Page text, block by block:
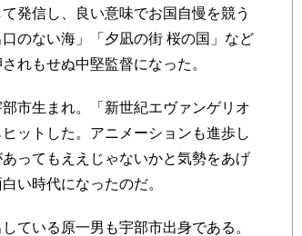
発信し、良い意味でお国自慢を競う
のない海」「夕凪の街 桜の国」など
れもせぬ中堅監督になった。
市生まれ。「新世紀エヴァンゲリオ
ットした。アニメーションも進歩し
ってもええじゃないかと気勢をあげ
い時代になったのだ。
ている原一男も宇部市出身である。